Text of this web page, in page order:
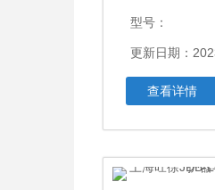
型号：
更新日期：
查看详情